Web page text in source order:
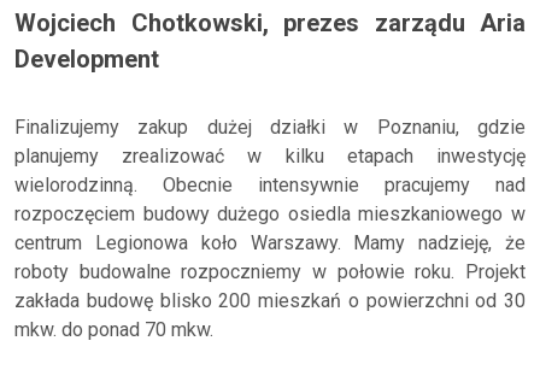
Wojciech Chotkowski, prezes zarządu Aria
Development
Finalizujemy zakup dużej działki w Poznaniu, gdzie
planujemy zrealizować w kilku etapach inwestycję
wielorodzinną. Obecnie intensywnie pracujemy nad
rozpoczęciem budowy dużego osiedla mieszkaniowego w
centrum Legionowa koło Warszawy. Mamy nadzieję, że
roboty budowalne rozpoczniemy w połowie roku. Projekt
zakłada budowę blisko 200 mieszkań o powierzchni od 30
mkw. do ponad 70 mkw.